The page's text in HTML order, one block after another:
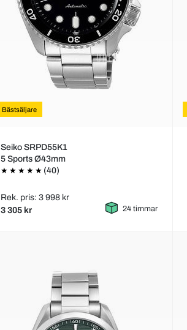
Bästsäljare
Seiko SRPD55K1
5 Sports Ø43mm
(40)
Rek. pris: 3 998 kr
3 305 kr 24 timmar